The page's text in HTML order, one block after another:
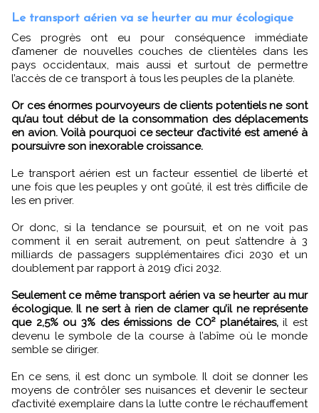
Le transport aérien va se heurter au mur écologique
Ces progrès ont eu pour conséquence immédiate
d’amener de nouvelles couches de clientèles dans les
pays occidentaux, mais aussi et surtout de permettre
l’accès de ce transport à tous les peuples de la planète.
Or ces énormes pourvoyeurs de clients potentiels ne sont
qu’au tout début de la consommation des déplacements
en avion. Voilà pourquoi ce secteur d’activité est amené à
poursuivre son inexorable croissance.
Le transport aérien est un facteur essentiel de liberté et
une fois que les peuples y ont goûté, il est très difficile de
les en priver.
Or donc, si la tendance se poursuit, et on ne voit pas
comment il en serait autrement, on peut s’attendre à 3
milliards de passagers supplémentaires d’ici 2030 et un
doublement par rapport à 2019 d’ici 2032.
Seulement ce même transport aérien va se heurter au mur
écologique. Il ne sert à rien de clamer qu’il ne représente
que 2,5% ou 3% des émissions de CO² planétaires,il est
devenu le symbole de la course à l’abîme où le monde
semble se diriger.
En ce sens, il est donc un symbole. Il doit se donner les
moyens de contrôler ses nuisances et devenir le secteur
d’activité exemplaire dans la lutte contre le réchauffement